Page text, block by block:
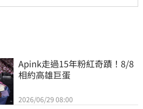
Apink走過15年粉紅奇蹟！8/8
相約高雄巨蛋
2026/06/29 08:00